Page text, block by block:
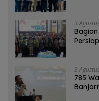
3
3
785